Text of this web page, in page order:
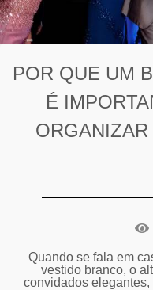
POR QUE UM
É
Quando se fala em
vestido branco, o
convidados